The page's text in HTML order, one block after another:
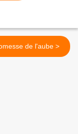
La promesse de l'aube >